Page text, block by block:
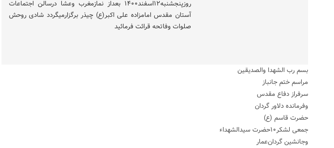
روزپنجشنبه۱۲اسفند۱۴۰۰ بعداز نمازمغرب وعشا درسالن اجتماعات
آستان مقدس امامزاده علی اکبر(ع) چیذر برگزارمیگردد شادی روحش
صلوات وفاتحه قرائت فرمائید
بسم رب الشهدا والصدیقین
مراسم ختم جانباز
سرفراز دفاع مقدس
وفرمانده دلاور گردان
حضرت قاسم (ع)
جمعی لشکر۱۰حضرت سیدالشهداء
وجانشین گردان‌عمار